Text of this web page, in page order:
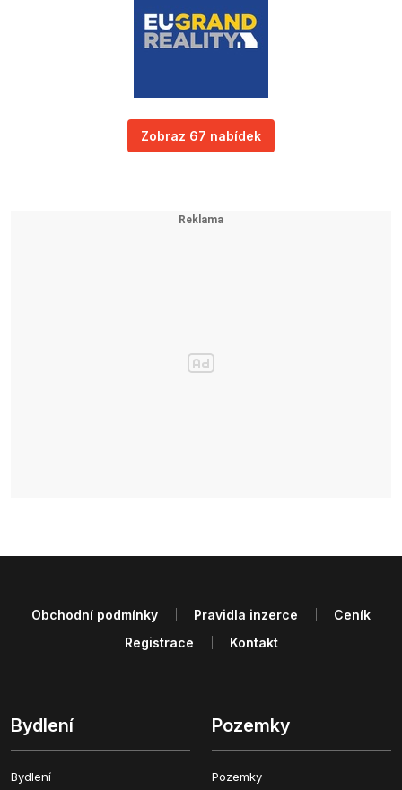
Zobraz 67 nabídek
Bydlení
Bydlení
Pozemky
Pozemky
Obchodní podmínky Pravidla inzerce
Ceník
Registrace
Kontakt